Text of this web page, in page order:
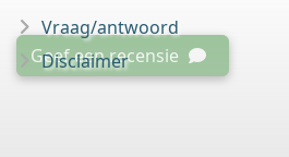
Geef een recensie
Vraag/antwoord
Disclaimer